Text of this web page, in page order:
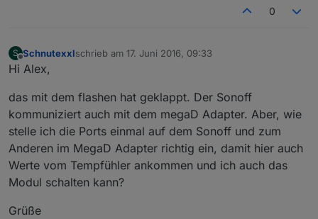
0
S
Offline
Schnutexxlschrieb am 17. Juni 2016, 09:33
zuletzt editiert von
Hi Alex,
das mit dem flashen hat geklappt. Der Sonoff
kommuniziert auch mit dem megaD Adapter. Aber, wie
stelle ich die Ports einmal auf dem Sonoff und zum
Anderen im MegaD Adapter richtig ein, damit hier auch
Werte vom Tempfühler ankommen und ich auch das
Modul schalten kann?
Grüße